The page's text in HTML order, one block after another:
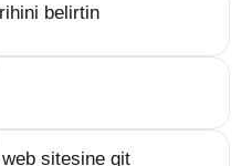
belirtin
sitesine git